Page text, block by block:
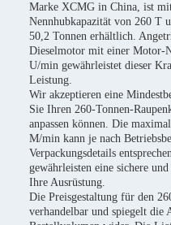
Marke XCMG in China, ist
Nennhubkapazität von 260 T
50,2 Tonnen erhältlich.
Dieselmotor mit einer Motor-
U/min gewährleistet dieser
Leistung.
Wir akzeptieren eine
Sie Ihren 260-Tonnen-
anpassen können. Die
M/min kann je nach
Verpackungsdetails
gewährleisten eine sichere
Ihre Ausrüstung.
Die Preisgestaltung für den
verhandelbar und spiegelt die